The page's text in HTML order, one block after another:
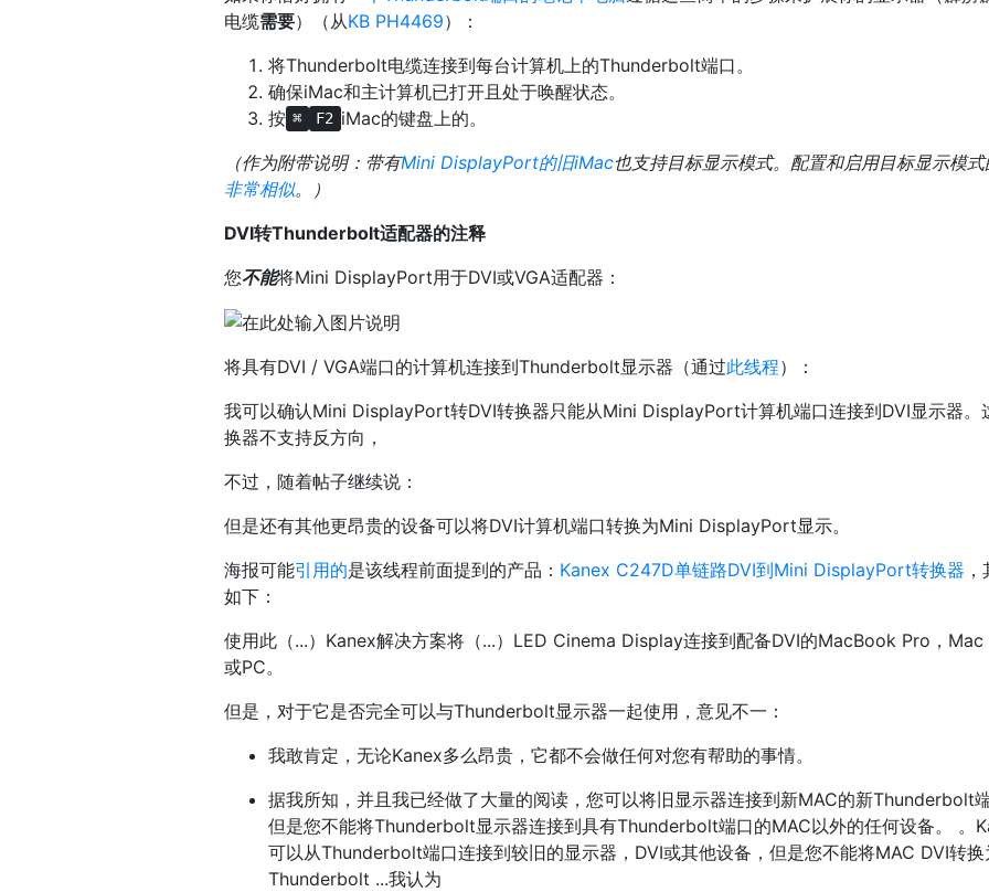
电缆需要）（从KB PH4469）：
将Thunderbolt电缆连接到每台计算机上的Thunderbolt端口。
确保iMac和主计算机已打开且处于唤醒状态。
按 ⌘ F2 iMac的键盘上的。
（作为附带说明：带有Mini DisplayPort的旧iMac也支持目标显示模式。配置和启用目标显示模
非常相似。）
DVI转Thunderbolt适配器的注释
您不能将Mini DisplayPort用于DVI或VGA适配器：
将具有DVI / VGA端口的计算机连接到Thunderbolt显示器（通过此线程）：
我可以确认Mini DisplayPort转DVI转换器只能从Mini DisplayPort计算机端口连接到DVI显示器。
换器不支持反方向，
不过，随着帖子继续说：
但是还有其他更昂贵的设备可以将DVI计算机端口转换为Mini DisplayPort显示。
海报可能引用的是该线程前面提到的产品： Kanex C247D单链路DVI到Mini DisplayPort转换器
如下：
使用此（...）Kanex解决方案将（...）LED Cinema Display连接到配备DVI的MacBook Pro，Mac
或PC。
但是，对于它是否完全可以与Thunderbolt显示器一起使用，意见不一：
我敢肯定，无论Kanex多么昂贵，它都不会做任何对您有帮助的事情。
据我所知，并且我已经做了大量的阅读，您可以将旧显示器连接到新MAC的新Thunderbolt端
但是您不能将Thunderbolt显示器连接到具有Thunderbolt端口的MAC以外的任何设备。 。
可以从Thunderbolt端口连接到较旧的显示器，DVI或其他设备，但是您不能将MAC DVI转换
Thunderbolt ...我认为